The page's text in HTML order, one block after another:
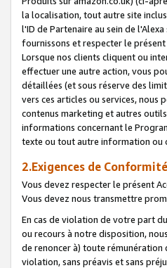
la localisation, tout autre site
l'ID de Partenaire au sein de
fournissons et respecter le présent
Lorsque nos clients cliquent ou
effectuer une autre action, vous
détaillées (et sous réserve des
vers ces articles ou services, nous
contenus marketing et autres
informations concernant le
texte ou tout autre information ou
2.Exigences de
Vous devez respecter le présent
Vous devez nous transmettre
En cas de violation de votre part
ou recours à notre disposition,
de renoncer à) toute
violation, sans préavis et sans